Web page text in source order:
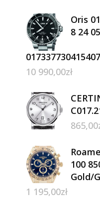
Oris
8 24
10 990,00zł
865,00
100
Gold/
1 195,00zł